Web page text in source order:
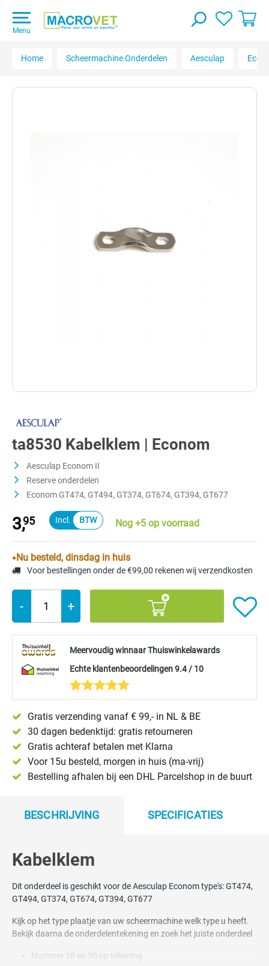
Menu
Home Scheermachine Onderdelen Aesculap
ta8530 Kabelklem | Econom
Aesculap Econom II
Reserve onderdelen
Econom GT474, GT494, GT374, GT674, GT394, GT677
3,95 Nog +5 op voorraad
Nu besteld, dinsdag in huis
Voor bestellingen onder de €99,00 rekenen wij verzendkosten
- +
Meervoudig winnaar Thuiswinkelawards
Echte klantenbeoordelingen 9.4 / 10
Gratis verzending vanaf € 99,- in NL & BE
30 dagen bedenktijd: gratis retourneren
Gratis achteraf betalen met Klarna
Voor 15u besteld, morgen in huis (ma-vrij)
Bestelling afhalen bij een DHL Parcelshop in de buurt
BESCHRIJVING SPECIFICATIES
Kabelklem
Dit onderdeel is geschikt voor de Aesculap Econom type's: GT474,
GT494, GT374, GT674, GT394, GT677
Kijk op het type plaatje van uw scheermachine welk type u heeft.
Bekijk daarna de onderdelentekening en zoek het juiste onderdeel
Nummer 10 en 30 op tekening